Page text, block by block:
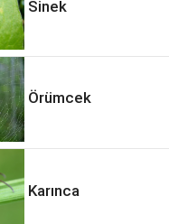
Sinek
Örümcek
Karınca